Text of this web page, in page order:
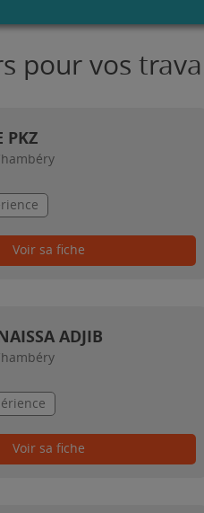
pour vos
PKZ
Voir sa fiche
ADJIB
Voir sa fiche